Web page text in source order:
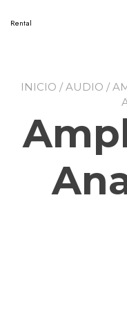
Rental
INICIO /AUDIO /